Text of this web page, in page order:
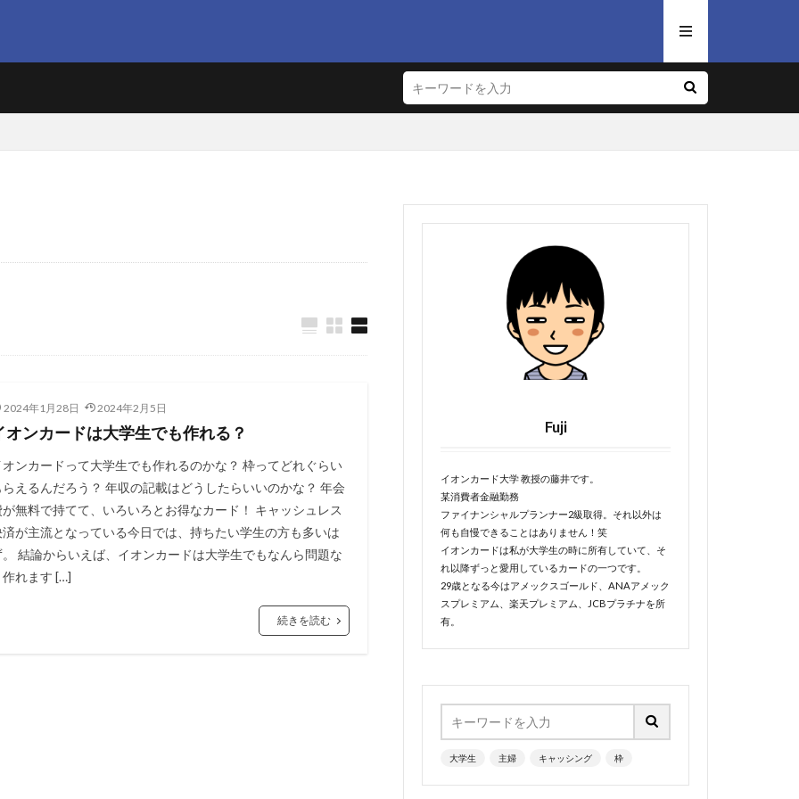
2024年1月28日 2024年2月5日
オンカードは大学生でも作れる？
オンカードって大学生でも作れるのかな？ 枠ってどれぐらい
らえるんだろう？ 年収の記載はどうしたらいいのかな？ 年会
が無料で持てて、いろいろとお得なカード！ キャッシュレス
済が主流となっている今日では、持ちたい学生の方も多いは
。 結論からいえば、イオンカードは大学生でもなんら問題な
作れます […]
続きを読む
Fuji
イオンカード大学 教授の藤井です。
某消費者金融勤務
ファイナンシャルプランナー2級取得。それ以外は
何も自慢できることはありません！笑
イオンカードは私が大学生の時に所有していて、そ
れ以降ずっと愛用しているカードの一つです。
29歳となる今はアメックスゴールド、ANAアメック
スプレミアム、楽天プレミアム、JCBプラチナを所
有。
大学生 主婦 キャッシング 枠